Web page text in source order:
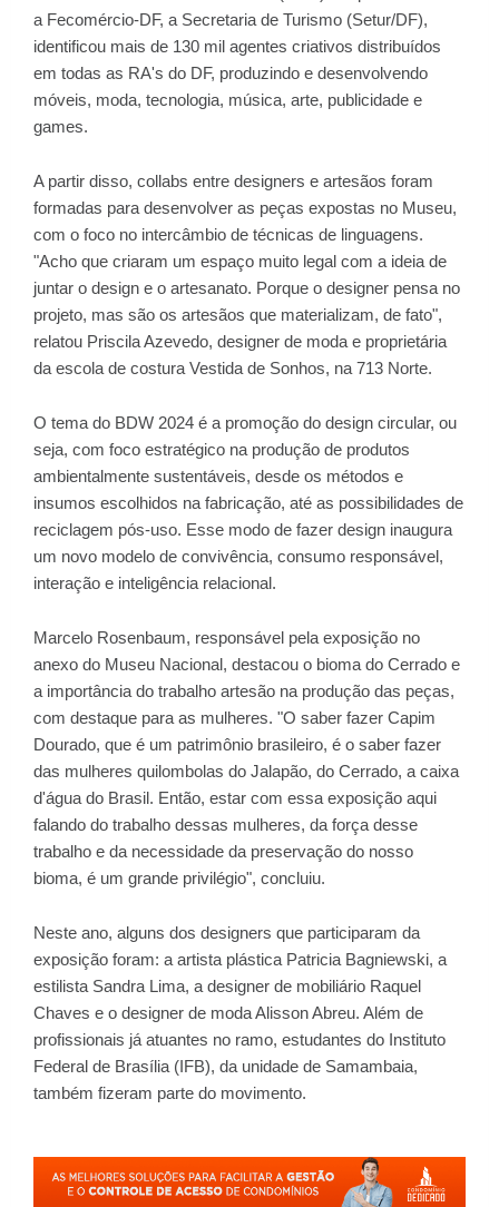
a Fecomércio-DF, a Secretaria de Turismo (Setur/DF),
identificou mais de 130 mil agentes criativos distribuídos
em todas as RA's do DF, produzindo e desenvolvendo
móveis, moda, tecnologia, música, arte, publicidade e
games.
A partir disso, collabs entre designers e artesãos foram
formadas para desenvolver as peças expostas no Museu,
com o foco no intercâmbio de técnicas de linguagens.
"Acho que criaram um espaço muito legal com a ideia de
juntar o design e o artesanato. Porque o designer pensa no
projeto, mas são os artesãos que materializam, de fato",
relatou Priscila Azevedo, designer de moda e proprietária
da escola de costura Vestida de Sonhos, na 713 Norte.
O tema do BDW 2024 é a promoção do design circular, ou
seja, com foco estratégico na produção de produtos
ambientalmente sustentáveis, desde os métodos e
insumos escolhidos na fabricação, até as possibilidades de
reciclagem pós-uso. Esse modo de fazer design inaugura
um novo modelo de convivência, consumo responsável,
interação e inteligência relacional.
Marcelo Rosenbaum, responsável pela exposição no
anexo do Museu Nacional, destacou o bioma do Cerrado e
a importância do trabalho artesão na produção das peças,
com destaque para as mulheres. "O saber fazer Capim
Dourado, que é um patrimônio brasileiro, é o saber fazer
das mulheres quilombolas do Jalapão, do Cerrado, a caixa
d'água do Brasil. Então, estar com essa exposição aqui
falando do trabalho dessas mulheres, da força desse
trabalho e da necessidade da preservação do nosso
bioma, é um grande privilégio", concluiu.
Neste ano, alguns dos designers que participaram da
exposição foram: a artista plástica Patricia Bagniewski, a
estilista Sandra Lima, a designer de mobiliário Raquel
Chaves e o designer de moda Alisson Abreu. Além de
profissionais já atuantes no ramo, estudantes do Instituto
Federal de Brasília (IFB), da unidade de Samambaia,
também fizeram parte do movimento.